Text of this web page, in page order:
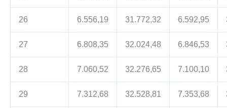
26 6.556,19 31.772,32 6.592,95
27 6.808,35 32.024,48 6.846,53
28 7.060,52 32.276,65 7.100,10
29 7.312,68 32.528,81 7.353,68